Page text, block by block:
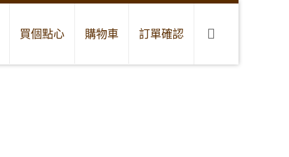
買個點心 購物車 訂單確認